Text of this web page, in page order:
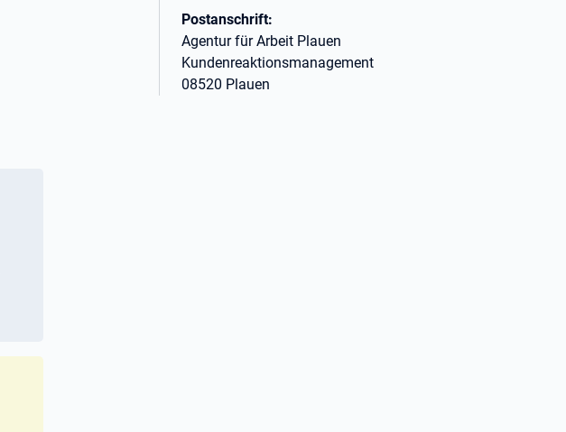
Postanschrift:
Agentur für Arbeit Plauen
Kundenreaktionsmanagement
08520 Plauen